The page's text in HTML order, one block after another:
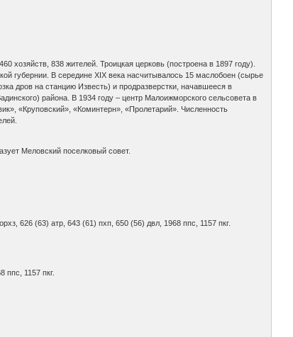
хозяйств, 838 жителей. Троицкая церковь (построена в 1897 году).
губернии. В середине XIX века насчитывалось 15 маслобоен (сырье
дров на станцию Известь) и продразверстки, начавшееся в
района. В 1934 году – центр Малоижморского сельсовета в
«Круповский», «Коминтерн», «Пролетарий». Численность
Меловский поселковый совет.
626 (63) атр, 643 (61) пхп, 650 (56) двл, 1968 ппс, 1157 пкг.
ппс, 1157 пкг.